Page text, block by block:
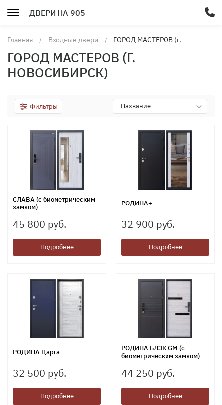
ДВЕРИ НА 905
Главная Входные двери
ГОРОД МАСТЕРОВ (г.
ГОРОД МАСТЕРОВ (Г.
НОВОСИБИРСК)
Фильтры Название
СЛАВА (с биометрическим
замком)
45 800 руб.
Подробнее
РОДИНА+
32 900 руб.
Подробнее
РОДИНА Царга
32 500 руб.
Подробнее
РОДИНА БЛЭК GM (с
биометрическим замком)
44 250 руб.
Подробнее